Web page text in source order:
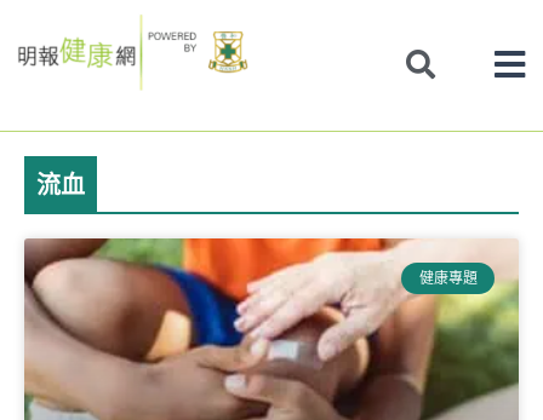
to
流血
健康專題